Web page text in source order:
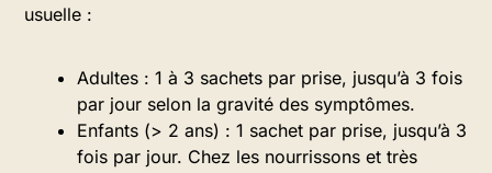
usuelle :
Adultes : 1 à 3 sachets par prise, jusqu’à 3 fois
par jour selon la gravité des symptômes.
Enfants (> 2 ans) : 1 sachet par prise, jusqu’à 3
fois par jour. Chez les nourrissons et très